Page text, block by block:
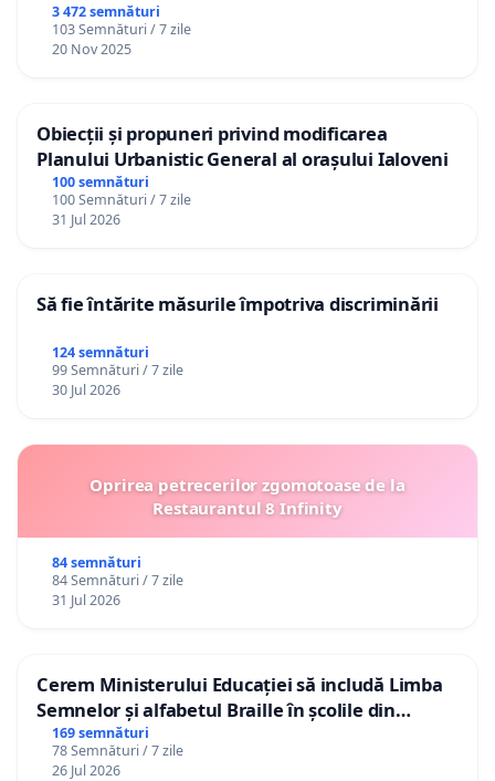
3 472 semnături
103 Semnături / 7 zile
20 Nov 2025
Obiecții și propuneri privind modificarea
Planului Urbanistic General al orașului Ialoveni
100 semnături
100 Semnături / 7 zile
31 Jul 2026
Să fie întărite măsurile împotriva discriminării
124 semnături
99 Semnături / 7 zile
30 Jul 2026
Oprirea petrecerilor zgomotoase de la
Restaurantul 8 Infinity
84 semnături
84 Semnături / 7 zile
31 Jul 2026
Cerem Ministerului Educației să includă Limba
Semnelor și alfabetul Braille în școlile din
Republica Moldova!
169 semnături
78 Semnături / 7 zile
26 Jul 2026